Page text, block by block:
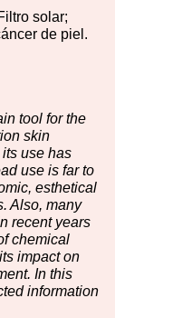
solar;
de piel.
tool for the
skin
use has
use is far to
esthetical
Also, many
recent years
chemical
impact on
In this
information